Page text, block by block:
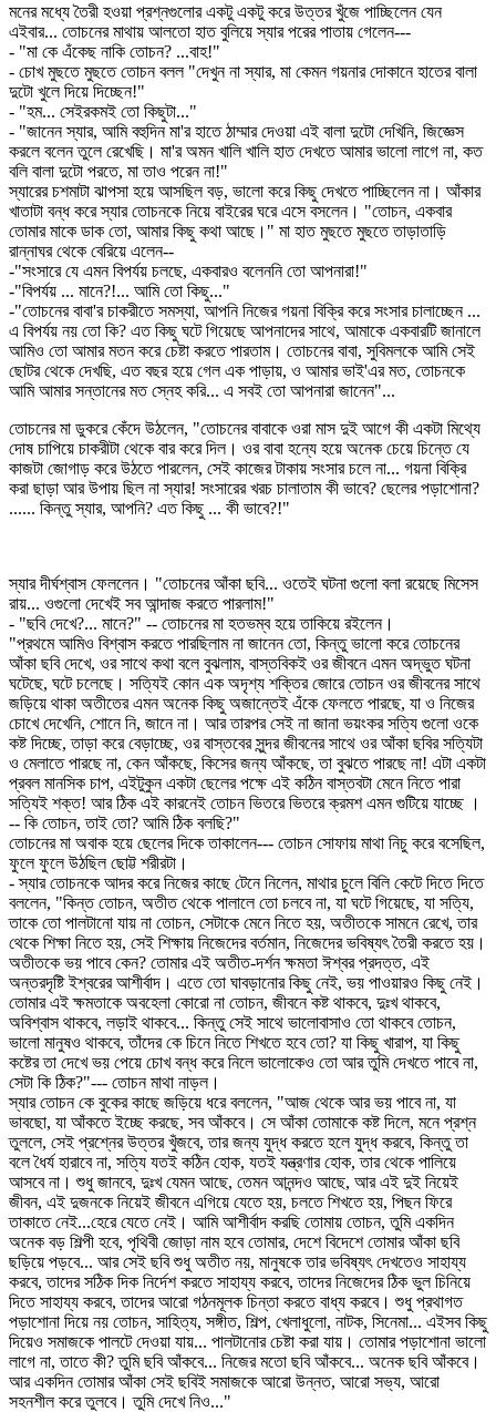
মনের মধ্যে তৈরী হওয়া প্রশ্নগুলোর একটু একটু করে উত্তর খুঁজে পাচ্ছিলেন যেন
এইবার... তোচনের মাথায় আলতো হাত বুলিয়ে স্যার পরের পাতায় গেলেন---
- "মা কে এঁকেছ নাকি তোচন? ...বাহ!"
- চোখ মুছতে মুছতে তোচন বলল "দেখুন না স্যার, মা কেমন গয়নার দোকানে হাতের বালা
দুটো খুলে দিয়ে দিচ্ছেন!"
- "হম... সেইরকমই তো কিছুটা..."
- "জানেন স্যার, আমি বহুদিন মা'র হাতে ঠাম্মার দেওয়া এই বালা দুটো দেখিনি, জিজ্ঞেস
করলে বলেন তুলে রেখেছি। মা'র অমন খালি খালি হাত দেখতে আমার ভালো লাগে না, কত
বলি বালা দুটো পরতে, মা তাও পরেন না!"
স্যারের চশমাটা ঝাপসা হয়ে আসছিল বড়, ভালো করে কিছু দেখতে পাচ্ছিলেন না। আঁকার
খাতাটা বন্ধ করে স্যার তোচনকে নিয়ে বাইরের ঘরে এসে বসলেন। "তোচন, একবার
তোমার মাকে ডাক তো, আমার কিছু কথা আছে।" মা হাত মুছতে মুছতে তাড়াতাড়ি
রান্নাঘর থেকে বেরিয়ে এলেন--
-"সংসারে যে এমন বিপর্যয় চলছে, একবারও বলেননি তো আপনারা!"
-"বিপর্যয় ... মানে?!... আমি তো কিছু..."
-"তোচনের বাবা'র চাকরীতে সমস্যা, আপনি নিজের গয়না বিক্রি করে সংসার চালাচ্ছেন ...
এ বিপর্যয় নয় তো কি? এত কিছু ঘটে গিয়েছে আপনাদের সাথে, আমাকে একবারটি জানালে
আমিও তো আমার মতন করে চেষ্টা করতে পারতাম। তোচনের বাবা, সুবিমলকে আমি সেই
ছোটর থেকে দেখছি, এত বছর হয়ে গেল এক পাড়ায়, ও আমার ভাই'এর মত, তোচনকে
আমি আমার সন্তানের মত স্নেহ করি... এ সবই তো আপনারা জানেন"...
তোচনের মা ডুকরে কেঁদে উঠলেন, "তোচনের বাবাকে ওরা মাস দুই আগে কী একটা মিথ্যে
দোষ চাপিয়ে চাকরীটা থেকে বার করে দিল। ওর বাবা হন্যে হয়ে অনেক চেয়ে চিন্তে যে
কাজটা জোগাড় করে উঠতে পারলেন, সেই কাজের টাকায় সংসার চলে না... গয়না বিক্রি
করা ছাড়া আর উপায় ছিল না স্যার! সংসারের খরচ চালাতাম কী ভাবে? ছেলের পড়াশোনা?
...... কিন্তু স্যার, আপনি? এত কিছু ... কী ভাবে?!"
স্যার দীর্ঘশ্বাস ফেললেন। "তোচনের আঁকা ছবি... ওতেই ঘটনা গুলো বলা রয়েছে মিসেস
রায়... ওগুলো দেখেই সব আন্দাজ করতে পারলাম!"
- "ছবি দেখে?... মানে?" -- তোচনের মা হতভম্ব হয়ে তাকিয়ে রইলেন।
"প্রথমে আমিও বিশ্বাস করতে পারছিলাম না জানেন তো, কিন্তু ভালো করে তোচনের
আঁকা ছবি দেখে, ওর সাথে কথা বলে বুঝলাম, বাস্তবিকই ওর জীবনে এমন অদ্ভুত ঘটনা
ঘটেছে, ঘটে চলেছে। সত্যিই কোন এক অদৃশ্য শক্তির জোরে তোচন ওর জীবনের সাথে
জড়িয়ে থাকা অতীতের এমন অনেক কিছু অজান্তেই এঁকে ফেলতে পারছে, যা ও নিজের
চোখে দেখেনি, শোনে নি, জানে না। আর তারপর সেই না জানা ভয়ংকর সত্যি গুলো ওকে
কষ্ট দিচ্ছে, তাড়া করে বেড়াচ্ছে, ওর বাস্তবের সুন্দর জীবনের সাথে ওর আঁকা ছবির সত্যিটা
ও মেলাতে পারছে না, কেন আঁকছে, কিসের জন্য আঁকছে, তা বুঝতে পারছে না! এটা একটা
প্রবল মানসিক চাপ, এইটুকুন একটা ছেলের পক্ষে এই কঠিন বাস্তবটা মেনে নিতে পারা
সত্যিই শক্ত! আর ঠিক এই কারনেই তোচন ভিতরে ভিতরে ক্রমশ এমন গুটিয়ে যাচ্ছে ।
-- কি তোচন, তাই তো? আমি ঠিক বলছি?"
তোচনের মা অবাক হয়ে ছেলের দিকে তাকালেন--- তোচন সোফায় মাথা নিচু করে বসেছিল,
ফুলে ফুলে উঠছিল ছোট্ট শরীরটা।
- স্যার তোচনকে আদর করে নিজের কাছে টেনে নিলেন, মাথার চুলে বিলি কেটে দিতে দিতে
বললেন, "কিন্ত তোচন, অতীত থেকে পালালে তো চলবে না, যা ঘটে গিয়েছে, যা সত্যি,
তাকে তো পালটানো যায় না তোচন, সেটাকে মেনে নিতে হয়, অতীতকে সামনে রেখে, তার
থেকে শিক্ষা নিতে হয়, সেই শিক্ষায় নিজেদের বর্তমান, নিজেদের ভবিষ্যৎ তৈরী করতে হয়।
অতীতকে ভয় পাবে কেন? তোমার এই অতীত-দর্শন ক্ষমতা ঈশ্বর প্রদত্ত, এই
অন্তরদৃষ্টি ইশ্বরের আশীর্বাদ। এতে তো ঘাবড়ানোর কিছু নেই, ভয় পাওয়ারও কিছু নেই।
তোমার এই ক্ষমতাকে অবহেলা কোরো না তোচন, জীবনে কষ্ট থাকবে, দুঃখ থাকবে,
অবিশ্বাস থাকবে, লড়াই থাকবে... কিন্তু সেই সাথে ভালোবাসাও তো থাকবে তোচন,
ভালো মানুষও থাকবে, তাঁদের কে চিনে নিতে শিখতে হবে তো? যা কিছু খারাপ, যা কিছু
কষ্টের তা দেখে ভয় পেয়ে চোখ বন্ধ করে নিলে ভালোকেও তো আর তুমি দেখতে পাবে না,
সেটা কি ঠিক?"--- তোচন মাথা নাড়ল।
স্যার তোচন কে বুকের কাছে জড়িয়ে ধরে বললেন, "আজ থেকে আর ভয় পাবে না, যা
ভাবছো, যা আঁকতে ইচ্ছে করছে, সব আঁকবে। সে আঁকা তোমাকে কষ্ট দিলে, মনে প্রশ্ন
তুললে, সেই প্রশ্নের উত্তর খুঁজবে, তার জন্য যুদ্ধ করতে হলে যুদ্ধ করবে, কিন্তু তা
বলে ধৈর্য হারাবে না, সত্যি যতই কঠিন হোক, যতই যন্ত্রণার হোক, তার থেকে পালিয়ে
আসবে না। শুধু জানবে, দুঃখ যেমন আছে, তেমন আনন্দও আছে, আর এই দুই নিয়েই
জীবন, এই দুজনকে নিয়েই জীবনে এগিয়ে যেতে হয়, চলতে শিখতে হয়, পিছন ফিরে
তাকাতে নেই...হেরে যেতে নেই। আমি আশীর্বাদ করছি তোমায় তোচন, তুমি একদিন
অনেক বড় শিল্পী হবে, পৃথিবী জোড়া নাম হবে তোমার, দেশে বিদেশে তোমার আঁকা ছবি
ছড়িয়ে পড়বে... আর সেই ছবি শুধু অতীত নয়, মানুষকে তার ভবিষ্যৎ দেখতেও সাহায্য
করবে, তাদের সঠিক দিক নির্দেশ করতে সাহায্য করবে, তাদের নিজেদের ঠিক ভুল চিনিয়ে
দিতে সাহায্য করবে, তাদের আরো গঠনমূলক চিন্তা করতে বাধ্য করবে। শুধু প্রথাগত
পড়াশোনা দিয়ে নয় তোচন, সাহিত্য, সঙ্গীত, শিল্প, খেলাধুলো, নাটক, সিনেমা... এইসব কিছু
দিয়েও সমাজকে পালটে দেওয়া যায়... পালটানোর চেষ্টা করা যায়। তোমার পড়াশোনা ভালো
লাগে না, তাতে কী? তুমি ছবি আঁকবে... নিজের মতো ছবি আঁকবে... অনেক ছবি আঁকবে।
আর একদিন তোমার আঁকা সেই ছবিই সমাজকে আরো উন্নত, আরো সভ্য, আরো
সহনশীল করে তুলবে। তুমি দেখে নিও..."